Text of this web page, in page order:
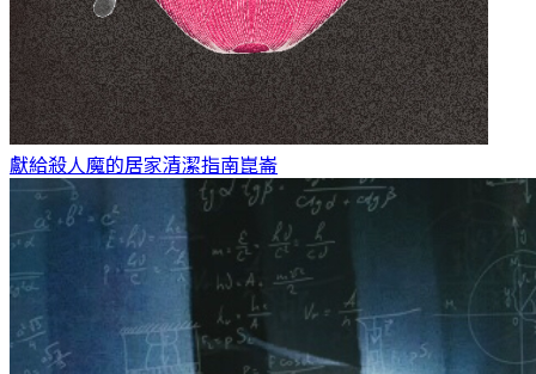
獻給殺人魔的居家清潔指南崑崙